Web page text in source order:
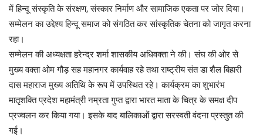
में हिन्दू संस्कृति के संरक्षण, संस्कार निर्माण और सामाजिक एकता पर जोर दिया।
सम्मेलन का उद्देश्य हिन्दू समाज को संगठित कर सांस्कृतिक चेतना को जागृत करना
रहा।
सम्मेलन की अध्यक्षता हरेन्द्र शर्मा शासकीय अधिवक्ता ने की। संघ की ओर से
मुख्य वक्ता ओम गौड़ सह महानगर कार्यवाह रहे तथा राष्ट्रीय संत डा शैल बिहारी
दास महाराज मुख्य अतिथि के रूप में उपस्थित रहे। कार्यक्रम का शुभारंभ
मातृशक्ति प्रदेश महामंत्री नम्रता गुप्त द्वारा भारत माता के चित्र के समक्ष दीप
प्रज्वलन कर किया गया। इसके बाद बालिकाओं द्वारा सरस्वती वंदना प्रस्तुत की
गई।